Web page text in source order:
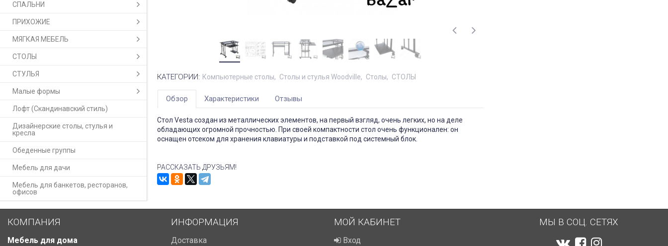
СПАЛЬНИ
ПРИХОЖИЕ
МЯГКАЯ МЕБЕЛЬ
СТОЛЫ
СТУЛЬЯ
Малые формы
Лофт (Скандинавский стиль)
Дизайнерские столы, стулья и
кресла
Обеденные группы
Мебель для дачи
Мебель для банкетов, ресторанов,
офисов
КАТЕГОРИИ: Компьютерные столы Столы и стулья Woodville Столы СТОЛЫ
Обзор Характеристики Отзывы
Стол Vesta создан из металлических элементов, на первый взгляд, очень легких, но на деле
обладающих огромной прочностью. При своей компактности стол очень функционален: он
оснащен отсеком для хранения клавиатуры и подставкой под системный блок.
РАССКАЗАТЬ ДРУЗЬЯМ!
КОМПАНИЯ
Мебель для дома
ИНФОРМАЦИЯ
Доставка
МОЙ КАБИНЕТ
Вход
МЫ В СОЦ. СЕТЯХ